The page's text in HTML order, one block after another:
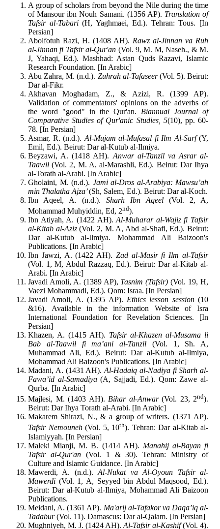
A group of scholars from beyond the Nile during the time
of Mansour ibn Nouh Samani. (1356 AP). Translation of
Tafsir al-Tabari(H, Yaghmaei, Ed.). Tehran: Tous. [In
Persian]
Abolfotuh Razi, H. (1408 AH). Rawz al-Jinnan va Ruh
al-Jinnan fi Tafsir al-Qur'an (Vol. 9, M. M, Naseh., & M.
J, Yahaqi, Ed.). Mashhad: Astan Quds Razavi, Islamic
Research Foundation. [In Arabic]
Abu Zahra, M. (n.d.). Zuhrah al-Tafaseer(Vol. 5). Beirut:
Dar al-Fikr.
Akhavan Moghadam, Z., & Azizi, R. (1399 AP).
Validation of commentators' opinions on the adverbs of
the word "good" in the Qur'an. Biannual Journal of
Comparative Studies of Qur'anic Studies, 5(10), pp. 60-
78. [In Persian]
Asmar, R. (n.d.). Al-Mujam al-Mufasal fi Ilm Al-Sarf(Y,
Emil, Ed.). Beirut: Dar al-Kutub al-Ilmiya.
Beyzawi, A. (1418 AH). Anwar al-Tanzil va Asrar al-
Taawil (Vol. 2, M. A, al-Marashli, Ed.). Beirut: Dar Ihya
al-Torath al-Arabi. [In Arabic]
Gholaini, M. (n.d.). Jami al-Dros al-Arabiya: Mawsu’ah
min Thalatha Ajza’(Sh, Salem, Ed.). Beirut: Dar al-Koch.
Ibn Aqeel, A. (n.d.). Sharh Ibn Aqeel (Vol. 2, A,
Mohammad Muhyiddin, Ed, 2nd).
Ibn Atiyah, A. (1422 AH).Al-Muharar al-Wajiz fi Tafsir
al-Kitab al-Aziz(Vol. 2, M. A, Abd al-Shafi, Ed.). Beirut:
Dar al-Kutub al-Ilmiya. Mohammad Ali Baizoon's
Publications. [In Arabic]
Ibn Jawzi, A. (1422 AH). Zad al-Masir fi Ilm al-Tafsir
(Vol. 1, M, Abdul Razzaq, Ed.). Beirut: Dar al-Kitab al-
Arabi. [In Arabic]
Javadi Amoli, A. (1389 AP), Tasnim (Tafsir) (Vol. 19, H,
Vaezi Mohammadi, Ed.). Qom: Israa. [In Persian]
Javadi Amoli, A. (1395 AP). Ethics lesson session(10
&16). Available in the information Website of Isra
International Foundation for Revelation Sciences. [In
Persian]
Khazen, A. (1415 AH). Tafsir al-Khazen al-Musama li
Bab al-Taawil fi ma’ani al-Tanzil (Vol. 1, Sh. A,
Muhammad Ali, Ed.). Beirut: Dar al-Kutub al-Ilmiya,
Mohammad Ali Baizoon's Publications. [In Arabic]
Madani, A. (1431 AH). Al-Hadaiq al-Nadiya fi Sharh al-
Fawa’id al-Samadiya(A, Sajjadi, Ed.). Qom: Zawe al-
Qurba. [In Arabic]
Majlesi, M. (1403 AH). Bihar al-Anwar(Vol. 23, 2nd).
Beirut: Dar Ihya Torath al-Arabi. [In Arabic]
Makarem Shirazi, N., & a group of writers. (1371 AP).
Tafsir Nemouneh(Vol. 5, 10th). Tehran: Dar al-Kitab al-
Islamiyyah. [In Persian]
Maleki Mianji, M. B. (1414 AH). Manahij al-Bayan fi
Tafsir al-Qur'an(Vol. 1 & 30). Tehran: Ministry of
Culture and Islamic Guidance. [In Arabic]
Mawerdi, A. (n.d.).Al-Nukat va Al-Oyoun Tafsir al-
Mawerdi (Vol. 1, A, Seyyed bin Abdul Maqsood, Ed.).
Beirut: Dar al-Kutub al-Ilmiya, Mohammad Ali Baizoon
Publications.
Meidani, A. (1361 AP). Ma'arij al-Tafakor va Daqa’iq al-
Tadabur(Vol. 11). Damascus: Dar al-Qalam. [In Persian]
Mughniyeh, M. J. (1424 AH). Al-Tafsir al-Kashif(Vol. 4).